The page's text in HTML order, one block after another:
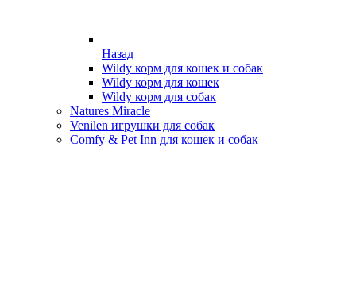
Назад
Wildy корм для кошек и собак
Wildy корм для кошек
Wildy корм для собак
Natures Miracle
Venilen игрушки для собак
Comfy & Pet Inn для кошек и собак